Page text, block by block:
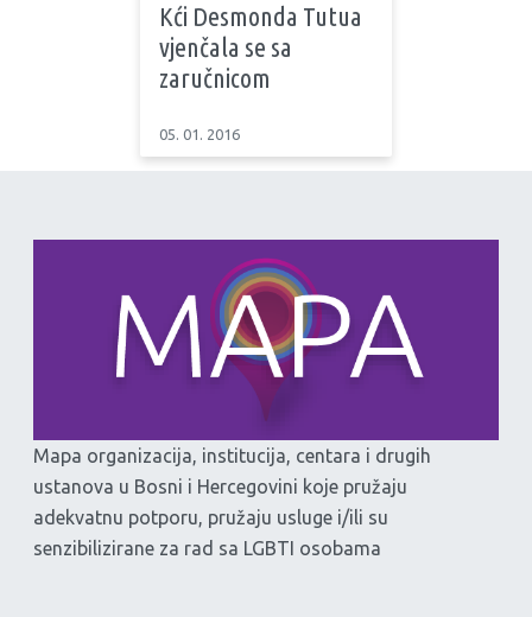
Kći Desmonda Tutua
vjenčala se sa
zaručnicom
05. 01. 2016
Mapa organizacija, institucija, centara i drugih
ustanova u Bosni i Hercegovini koje pružaju
adekvatnu potporu, pružaju usluge i/ili su
senzibilizirane za rad sa LGBTI osobama